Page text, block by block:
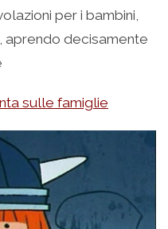
per i bambini,
aprendo decisamente
sulle famiglie